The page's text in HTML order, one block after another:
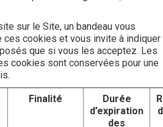
sur le Site, un bandeau vous
ces cookies et vous invite à indiquer
que si vous les acceptez. Les
cookies sont conservées pour une
Finalité
Durée
d’expiration
des